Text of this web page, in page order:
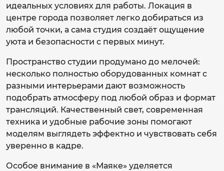
идеальных условиях для работы. Локация в
центре города позволяет легко добираться из
любой точки, а сама студия создаёт ощущение
уюта и безопасности с первых минут.
Пространство студии продумано до мелочей:
несколько полностью оборудованных комнат с
разными интерьерами дают возможность
подобрать атмосферу под любой образ и формат
трансляций. Качественный свет, современная
техника и удобные рабочие зоны помогают
моделям выглядеть эффектно и чувствовать себя
уверенно в кадре.
Особое внимание в «Маяке» уделяется